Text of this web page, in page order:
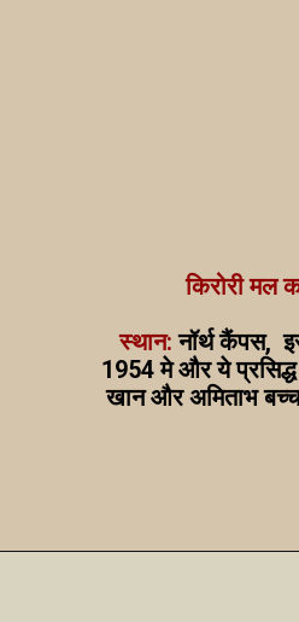
किरोरी मल
स्थान:नॉर्थ कैंपस,
1954 मे और ये
खान और अमिताभ